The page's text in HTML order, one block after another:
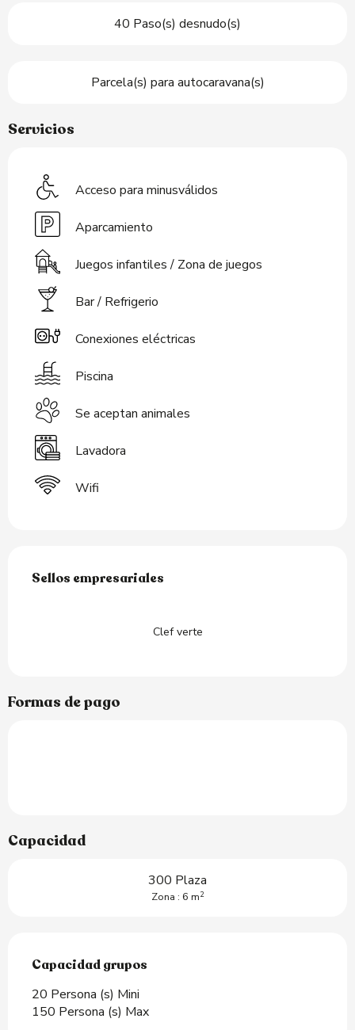
40 Paso(s) desnudo(s)
Parcela(s) para autocaravana(s)
Servicios
Acceso para minusválidos
Aparcamiento
Juegos infantiles / Zona de juegos
Bar / Refrigerio
Conexiones eléctricas
Piscina
Se aceptan animales
Lavadora
Wifi
Sellos empresariales
Sellos empresariales
Clef verte
Formas de pago
Capacidad
300 Plaza
Zona : 6 m2
Capacidad grupos
Capacidad grupos
20 Persona (s) Mini
150 Persona (s) Max